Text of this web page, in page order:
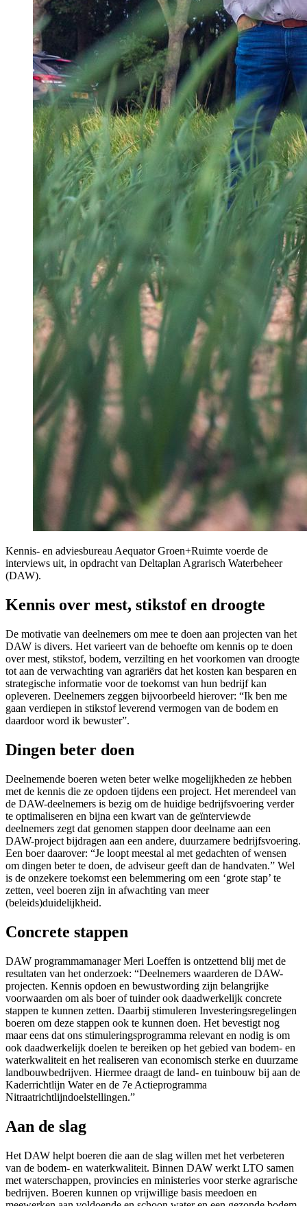
Kennis- en adviesbureau Aequator Groen+Ruimte voerde de
interviews uit, in opdracht van Deltaplan Agrarisch Waterbeheer
(DAW).
Kennis over mest, stikstof en droogte
De motivatie van deelnemers om mee te doen aan projecten van het
DAW is divers. Het varieert van de behoefte om kennis op te doen
over mest, stikstof, bodem, verzilting en het voorkomen van droogte
tot aan de verwachting van agrariërs dat het kosten kan besparen en
strategische informatie voor de toekomst van hun bedrijf kan
opleveren. Deelnemers zeggen bijvoorbeeld hierover: “Ik ben me
gaan verdiepen in stikstof leverend vermogen van de bodem en
daardoor word ik bewuster”.
Dingen beter doen
Deelnemende boeren weten beter welke mogelijkheden ze hebben
met de kennis die ze opdoen tijdens een project. Het merendeel van
de DAW-deelnemers is bezig om de huidige bedrijfsvoering verder
te optimaliseren en bijna een kwart van de geïnterviewde
deelnemers zegt dat genomen stappen door deelname aan een
DAW-project bijdragen aan een andere, duurzamere bedrijfsvoering.
Een boer daarover: “Je loopt meestal al met gedachten of wensen
om dingen beter te doen, de adviseur geeft dan de handvaten.” Wel
is de onzekere toekomst een belemmering om een ‘grote stap’ te
zetten, veel boeren zijn in afwachting van meer
(beleids)duidelijkheid.
Concrete stappen
DAW programmamanager Meri Loeffen is ontzettend blij met de
resultaten van het onderzoek: “Deelnemers waarderen de DAW-
projecten. Kennis opdoen en bewustwording zijn belangrijke
voorwaarden om als boer of tuinder ook daadwerkelijk concrete
stappen te kunnen zetten. Daarbij stimuleren Investeringsregelingen
boeren om deze stappen ook te kunnen doen. Het bevestigt nog
maar eens dat ons stimuleringsprogramma relevant en nodig is om
ook daadwerkelijk doelen te bereiken op het gebied van bodem- en
waterkwaliteit en het realiseren van economisch sterke en duurzame
landbouwbedrijven. Hiermee draagt de land- en tuinbouw bij aan de
Kaderrichtlijn Water en de 7e Actieprogramma
Nitraatrichtlijndoelstellingen.”
Aan de slag
Het DAW helpt boeren die aan de slag willen met het verbeteren
van de bodem- en waterkwaliteit. Binnen DAW werkt LTO samen
met waterschappen, provincies en ministeries voor sterke agrarische
bedrijven. Boeren kunnen op vrijwillige basis meedoen en